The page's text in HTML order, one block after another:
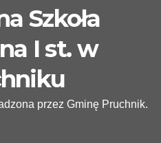
Szkoła
I st. w
przez Gminę Pruchnik.